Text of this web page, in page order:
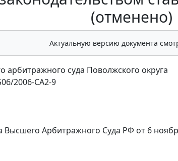
(отменено)
Актуальную версию документа
арбитражного суда Поволжского округа
2006-СА2-9
Высшего Арбитражного Суда РФ от 6